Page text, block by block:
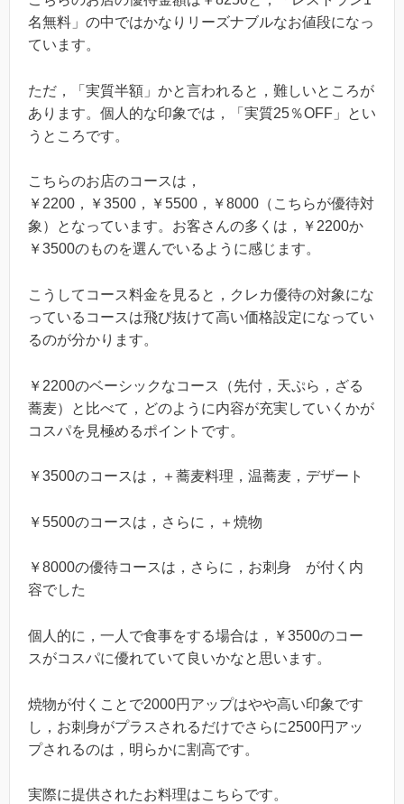
名無料」の中ではかなりリーズナブルなお値段になっ
ています。
ただ，「実質半額」かと言われると，難しいところが
あります。個人的な印象では，「実質25％OFF」とい
うところです。
こちらのお店のコースは，
￥2200，￥3500，￥5500，￥8000（こちらが優待対
象）となっています。お客さんの多くは，￥2200か
￥3500のものを選んでいるように感じます。
こうしてコース料金を見ると，クレカ優待の対象にな
っているコースは飛び抜けて高い価格設定になってい
るのが分かります。
￥2200のベーシックなコース（先付，天ぷら，ざる
蕎麦）と比べて，どのように内容が充実していくかが
コスパを見極めるポイントです。
￥3500のコースは，＋蕎麦料理，温蕎麦，デザート
￥5500のコースは，さらに，＋焼物
￥8000の優待コースは，さらに，お刺身 が付く内
容でした
個人的に，一人で食事をする場合は，￥3500のコー
スがコスパに優れていて良いかなと思います。
焼物が付くことで2000円アップはやや高い印象です
し，お刺身がプラスされるだけでさらに2500円アッ
プされるのは，明らかに割高です。
実際に提供されたお料理はこちらです。